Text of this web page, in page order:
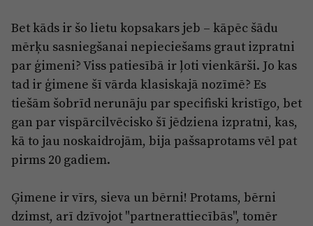
Bet kāds ir šo lietu kopsakars jeb – kāpēc šādu
mērķu sasniegšanai nepieciešams graut izpratni
par ģimeni? Viss patiesībā ir ļoti vienkārši. Jo kas
tad ir ģimene šī vārda klasiskajā nozīmē? Es
tiešām šobrīd nerunāju par specifiski kristīgo, bet
gan par vispārcilvēcisko šī jēdziena izpratni, kas,
kā to jau noskaidrojām, bija pašsaprotams vēl pat
pirms 20 gadiem.
Ģimene ir vīrs, sieva un bērni! Protams, bērni
dzimst, arī dzīvojot "partnerattiecībās", tomēr